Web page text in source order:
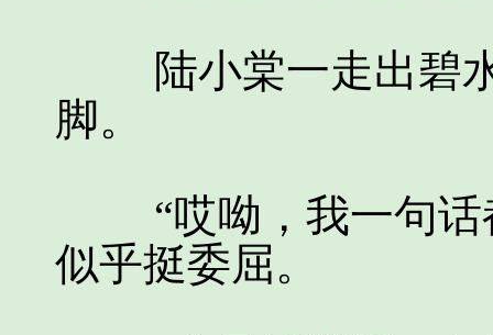
陆小棠一走出碧水
脚。
“哎呦，我一句话
似乎挺委屈。